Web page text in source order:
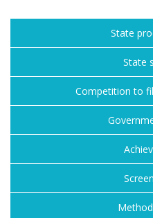
State
State
Competition to